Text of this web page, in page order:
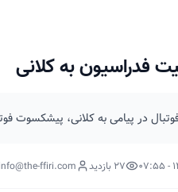
فدراسیون به کلانی
در پیامی به کلانی، پیشکسوت
27 بازدید info@the-ffiri.com